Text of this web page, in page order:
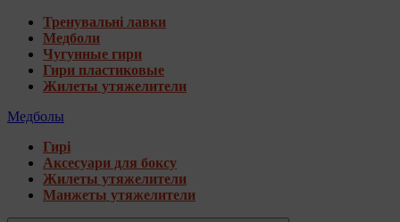
Тренувальні лавки
Медболи
Чугунные гири
Гири пластиковые
Жилеты утяжелители
Медболы
Гирі
Аксесуари для боксу
Жилеты утяжелители
Манжеты утяжелители